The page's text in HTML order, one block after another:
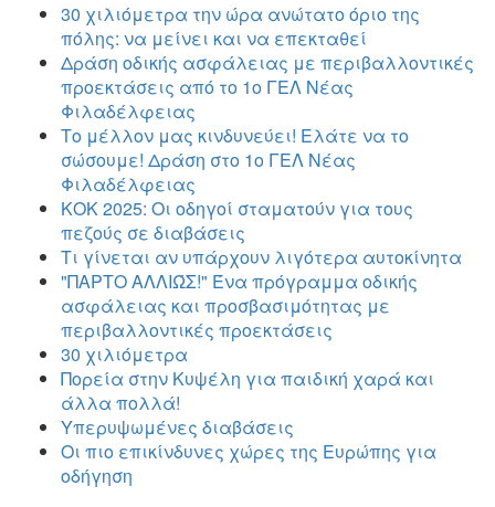
30 χιλιόμετρα την ώρα ανώτατο όριο της
πόλης: να μείνει και να επεκταθεί
Δράση οδικής ασφάλειας με περιβαλλοντικές
προεκτάσεις από το 1ο ΓΕΛ Νέας
Φιλαδέλφειας
Το μέλλον μας κινδυνεύει! Ελάτε να το
σώσουμε! Δράση στο 1ο ΓΕΛ Νέας
Φιλαδέλφειας
ΚΟΚ 2025: Οι οδηγοί σταματούν για τους
πεζούς σε διαβάσεις
Τι γίνεται αν υπάρχουν λιγότερα αυτοκίνητα
"ΠΑΡΤΟ ΑΛΛΙΏΣ!" Ένα πρόγραμμα οδικής
ασφάλειας και προσβασιμότητας με
περιβαλλοντικές προεκτάσεις
30 χιλιόμετρα
Πορεία στην Κυψέλη για παιδική χαρά και
άλλα πολλά!
Υπερυψωμένες διαβάσεις
Οι πιο επικίνδυνες χώρες της Ευρώπης για
οδήγηση